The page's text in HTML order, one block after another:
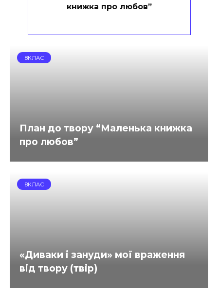
книжка про любов”
8КЛАС
План до твору “Маленька книжка
про любов”
8КЛАС
«Диваки і зануди» мої враження
від твору (твір)